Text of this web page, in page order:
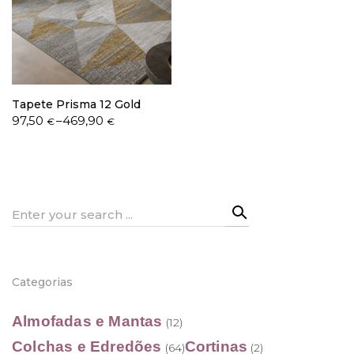
Política de Privacidade
Tapete Prisma 12 Gold
97,50 €–469,90€
Price
Search
Categorias
Almofadas e Mantas (12)
Colchas e Edredões (64)Cortinas (2)